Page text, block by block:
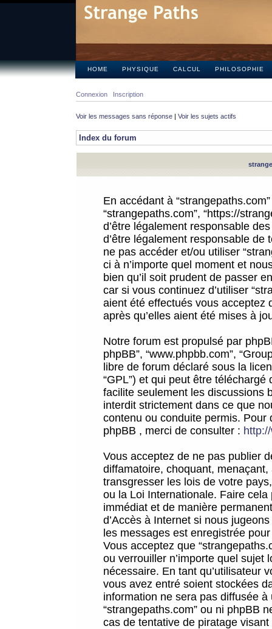
HOME PHYSIQUE CALCUL PHILOSOPHIE
Connexion Inscription
Voir les messages sans réponse | Voir les sujets actifs
Index du forum
En accédant à
“strangepaths.com”, “https://
d’être légalement responsable
d’être légalement responsable
ne pas accéder et/ou utiliser
ci à n’importe quel moment et
bien qu’il soit prudent de passer
car si vous continuez d’utiliser
aient été effectués vous acceptez
après qu’elles aient été mises à
Notre forum est propulsé par
phpBB”, “www.phpbb.com”,
libre de forum déclaré sous la
“GPL”) et qui peut être téléchargé
facilite seulement les discussions
interdit strictement dans ce que
contenu ou conduite permis.
phpBB , merci de consulter :
Vous acceptez de ne pas publier
diffamatoire, choquant,
transgresser les lois de votre
ou la Loi Internationale. Faire
immédiat et de manière
d’Accès à Internet si nous
les messages est enregistrée
Vous acceptez que
ou verrouiller n’importe quel sujet
nécessaire. En tant qu’utilisateur
vous avez entré soient stockées
information ne sera pas diffusée
“strangepaths.com” ou ni phpBB
cas de tentative de piratage